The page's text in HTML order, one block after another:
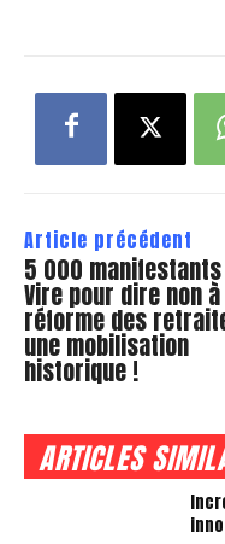
Article précédent
5 000
Vire pour dire non
réforme des
une mobilisation
historique !
ARTICLES